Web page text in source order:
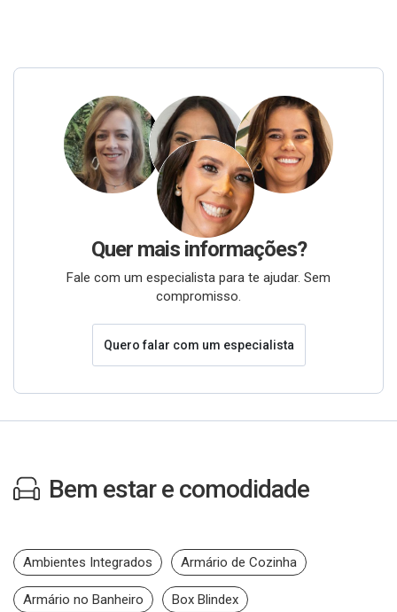
Quer mais informações?
Fale com um especialista para te ajudar. Sem
compromisso.
Quero falar com um especialista
Bem estar e comodidade
Ambientes Integrados Armário de Cozinha
Armário no Banheiro Box Blindex